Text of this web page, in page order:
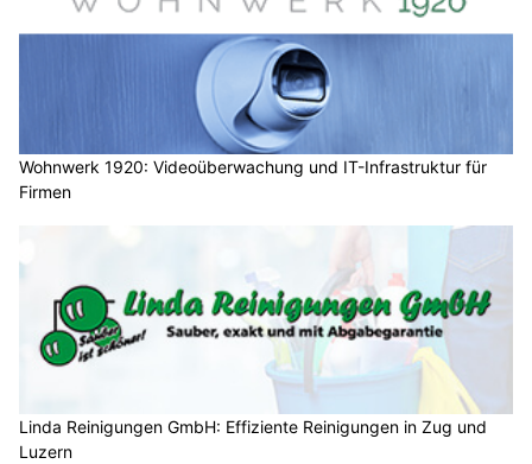
Wohnwerk 1920: Videoüberwachung und IT-Infrastruktur für
Firmen
Linda Reinigungen GmbH: Effiziente Reinigungen in Zug und
Luzern